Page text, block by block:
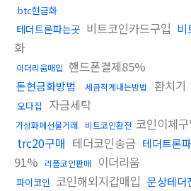
btc현금화
테더트론파는곳 비트코인카드구입
화
이더리움매입 핸드폰결제85%
돈현금화방법 세금적게내는방법 환치기
오다집 자금세탁
가상화폐선물거래 비트코인환전 코인이체구
trc20구매 테더코인송금 테더트론
91%
리플코인판매 이더리움
파이코인 코인해외지갑매입 문상테더